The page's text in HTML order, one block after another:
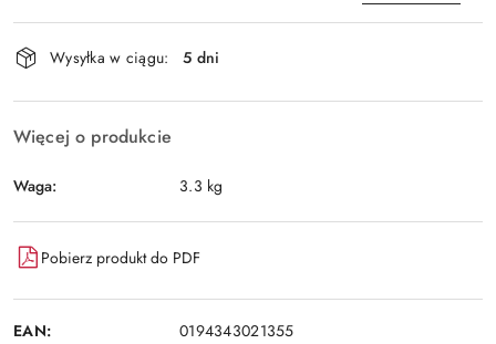
Dostępność
i
dostawa
Wysyłka w ciągu: 5 dni
Więcej o produkcie
Waga: 3.3 kg
Pobierz produkt do PDF
EAN: 0194343021355